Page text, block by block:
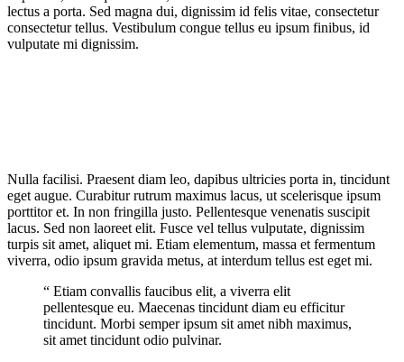
lectus a porta. Sed magna dui, dignissim id felis vitae, consectetur
consectetur tellus. Vestibulum congue tellus eu ipsum finibus, id
vulputate mi dignissim.
Nulla facilisi. Praesent diam leo, dapibus ultricies porta in, tincidunt
eget augue. Curabitur rutrum maximus lacus, ut scelerisque ipsum
porttitor et. In non fringilla justo. Pellentesque venenatis suscipit
lacus. Sed non laoreet elit. Fusce vel tellus vulputate, dignissim
turpis sit amet, aliquet mi. Etiam elementum, massa et fermentum
viverra, odio ipsum gravida metus, at interdum tellus est eget mi.
“ Etiam convallis faucibus elit, a viverra elit
pellentesque eu. Maecenas tincidunt diam eu efficitur
tincidunt. Morbi semper ipsum sit amet nibh maximus,
sit amet tincidunt odio pulvinar.